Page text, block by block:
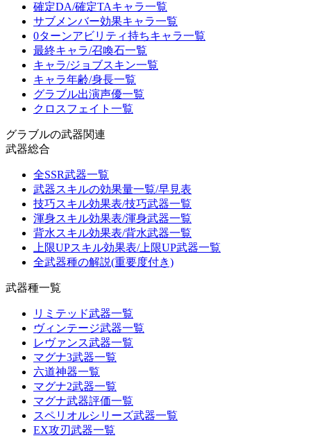
確定DA/確定TAキャラ一覧
サブメンバー効果キャラ一覧
0ターンアビリティ持ちキャラ一覧
最終キャラ/召喚石一覧
キャラ/ジョブスキン一覧
キャラ年齢/身長一覧
グラブル出演声優一覧
クロスフェイト一覧
グラブルの武器関連
武器総合
全SSR武器一覧
武器スキルの効果量一覧/早見表
技巧スキル効果表/技巧武器一覧
渾身スキル効果表/渾身武器一覧
背水スキル効果表/背水武器一覧
上限UPスキル効果表/上限UP武器一覧
全武器種の解説(重要度付き)
武器種一覧
リミテッド武器一覧
ヴィンテージ武器一覧
レヴァンス武器一覧
マグナ3武器一覧
六道神器一覧
マグナ2武器一覧
マグナ武器評価一覧
スペリオルシリーズ武器一覧
EX攻刃武器一覧